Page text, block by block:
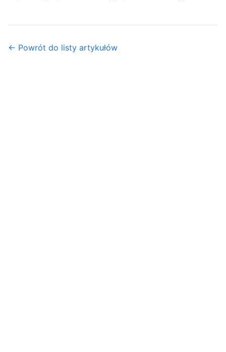
← Powrót do listy artykułów